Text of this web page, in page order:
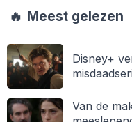
🔥 Meest gelezen
Disney+
Van de